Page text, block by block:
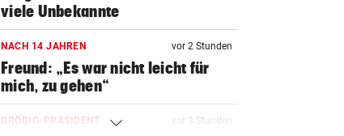
viele Unbekannte
NACH 14 JAHREN vor 2 Stunden
Freund: „Es war nicht leicht für
mich, zu gehen“
GRÖDIG-PRÄSIDENT vor 3 Stunden